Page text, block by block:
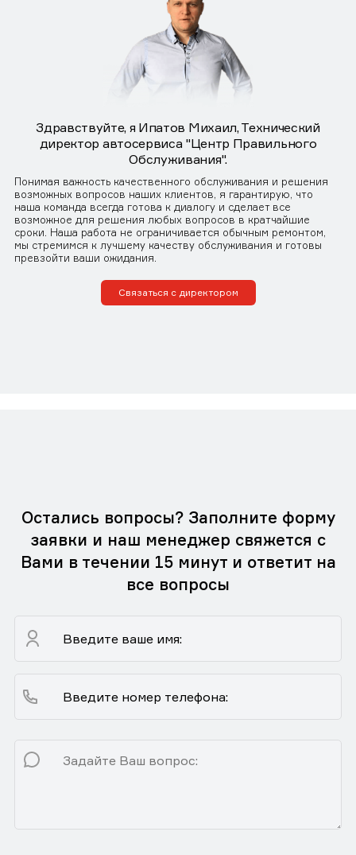
Здравствуйте, я Ипатов Михаил, Технический
директор автосервиса "Центр Правильного
Обслуживания".
Понимая важность качественного обслуживания и решения
возможных вопросов наших клиентов, я гарантирую, что
наша команда всегда готова к диалогу и сделает все
возможное для решения любых вопросов в кратчайшие
сроки. Наша работа не ограничивается обычным ремонтом,
мы стремимся к лучшему качеству обслуживания и готовы
превзойти ваши ожидания.
Связаться с директором
Остались вопросы? Заполните форму
заявки и наш менеджер свяжется с
Вами в течении 15 минут и ответит на
все вопросы